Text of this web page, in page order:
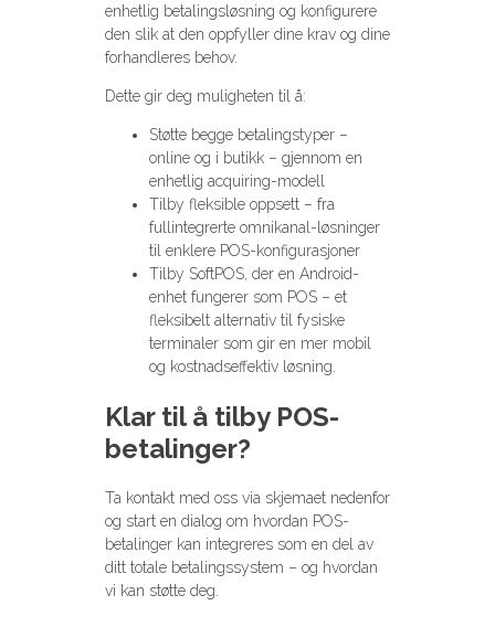
enhetlig betalingsløsning og konfigurere
den slik at den oppfyller dine krav og dine
forhandleres behov.
Dette gir deg muligheten til å:
Støtte begge betalingstyper –
online og i butikk – gjennom en
enhetlig acquiring-modell
Tilby fleksible oppsett – fra
fullintegrerte omnikanal-løsninger
til enklere POS-konfigurasjoner
Tilby SoftPOS, der en Android-
enhet fungerer som POS – et
fleksibelt alternativ til fysiske
terminaler som gir en mer mobil
og kostnadseffektiv løsning.
Klar til å tilby POS-
betalinger?
Ta kontakt med oss via skjemaet nedenfor
og start en dialog om hvordan POS-
betalinger kan integreres som en del av
ditt totale betalingssystem – og hvordan
vi kan støtte deg.